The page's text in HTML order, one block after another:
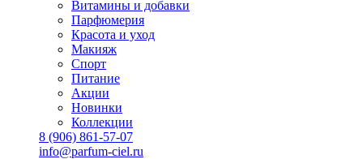
Витамины и добавки
Парфюмерия
Красота и уход
Макияж
Спорт
Питание
Акции
Новинки
Коллекции
8 (906) 861-57-07
info@parfum-ciel.ru